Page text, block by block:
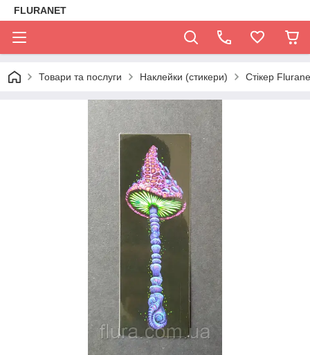
FLURANET
Товари та послуги Наклейки (стикери) Стікер